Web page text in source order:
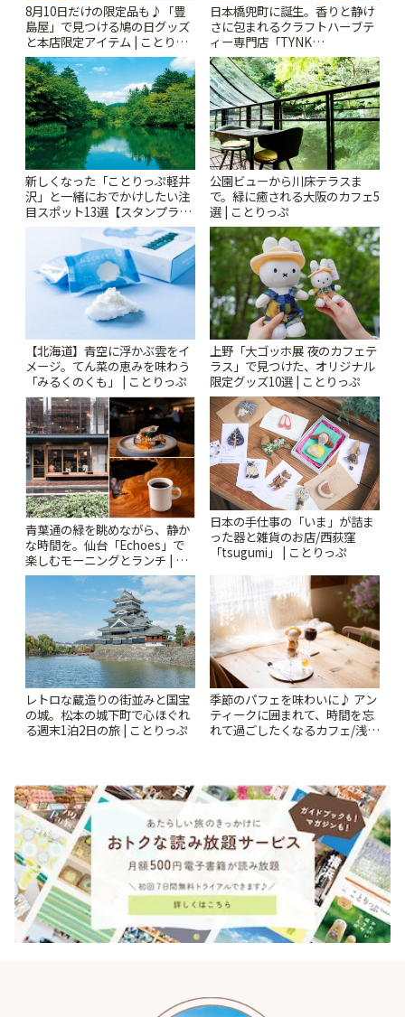
8月10日だけの限定品も♪「豊
島屋」で見つける鳩の日グッズ
と本店限定アイテム | ことりっ
ぷ
日本橋兜町に誕生。香りと静け
さに包まれるクラフトハーブテ
ィー専門店「TYNK
Kabutocho」 | ことりっぷ
新しくなった「ことりっぷ軽井
沢」と一緒におでかけしたい注
目スポット13選【スタンプラリ
ー開催中】 | ことりっぷ
公園ビューから川床テラスま
で。緑に癒される大阪のカフェ5
選 | ことりっぷ
【北海道】青空に浮かぶ雲をイ
メージ。てん菜の恵みを味わう
「みるくのくも」 | ことりっぷ
上野「大ゴッホ展 夜のカフェテ
ラス」で見つけた、オリジナル
限定グッズ10選 | ことりっぷ
青葉通の緑を眺めながら、静か
な時間を。仙台「Echoes」で
楽しむモーニングとランチ | こ
とりっぷ
日本の手仕事の「いま」が詰ま
った器と雑貨のお店/西荻窪
「tsugumi」 | ことりっぷ
レトロな蔵造りの街並みと国宝
の城。松本の城下町で心ほぐれ
る週末1泊2日の旅 | ことりっぷ
季節のパフェを味わいに♪ アン
ティークに囲まれて、時間を忘
れて過ごしたくなるカフェ/浅草